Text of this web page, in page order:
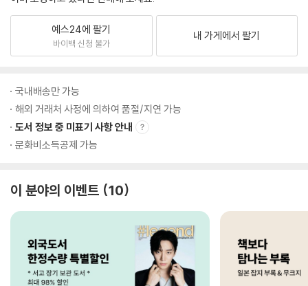
예스24에 팔기
바이백 신청 불가
내 가게에서 팔기
국내배송만 가능
해외 거래처 사정에 의하여 품절/지연 가능
도서 정보 중 미표기 사항 안내
문화비소득공제 가능
이 분야의 이벤트 10